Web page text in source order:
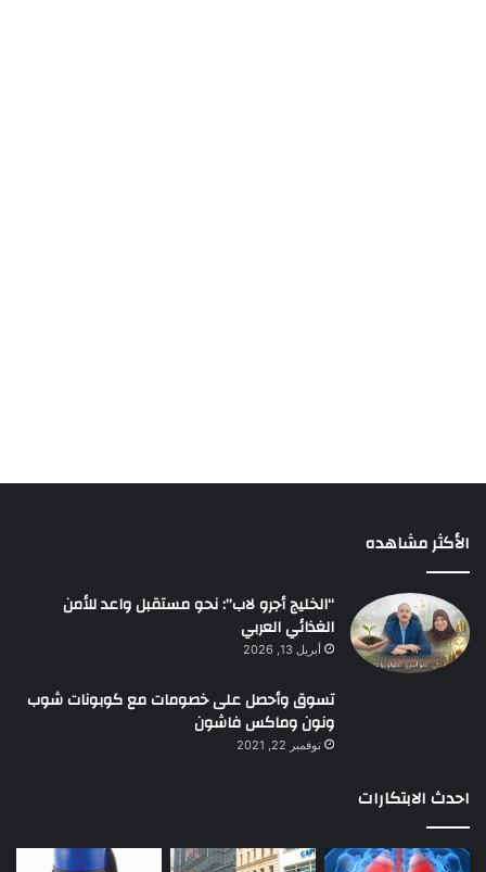
الأكثر مشاهده
“الخليج أجرو لاب”: نحو مستقبل واعد للأمن
الغذائي العربي
أبريل 13, 2026
تسوق وأحصل على خصومات مع كوبونات شوب
ونون وماكس فاشون
نوفمبر 22, 2021
احدث الابتكارات